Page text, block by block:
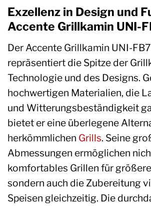
Exzellenz in Design und
Accente Grillkamin UNI-
Der Accente Grillkamin UNI-
repräsentiert die Spitze der
Technologie und des Designs.
hochwertigen Materialien, die
und Witterungsbeständigkeit
bietet er eine überlegene
herkömmlichen Grills. Seine
Abmessungen ermöglichen
komfortables Grillen für
sondern auch die Zubereitung
Speisen gleichzeitig. Die